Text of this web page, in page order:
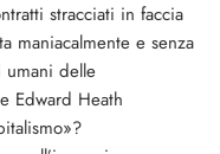
stracciati in faccia
maniacalmente e senza
delle
Edward Heath